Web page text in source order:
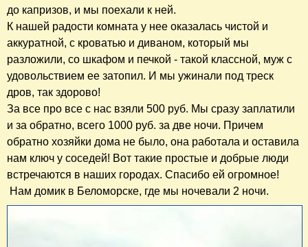
до капризов, и мы поехали к ней.
К нашей радости комната у нее оказалась чистой и
аккуратной, с кроватью и диваном, который мы
разложили, со шкафом и печкой - такой классной, муж с
удовольствием ее затопил. И мы ужинали под треск
дров, так здорово!
За все про все с нас взяли 500 руб. Мы сразу заплатили
и за обратно, всего 1000 руб. за две ночи. Причем
обратно хозяйки дома не было, она работала и оставила
нам ключ у соседей! Вот такие простые и добрые люди
встречаются в наших городах. Спасибо ей огромное!
Нам домик в Беломорске, где мы ночевали 2 ночи.